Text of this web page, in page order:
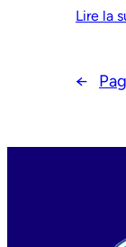
Lire la
←